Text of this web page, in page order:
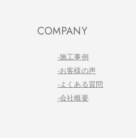
COMPANY
-施工事例
-お客様の声
-よくある質問
-会社概要